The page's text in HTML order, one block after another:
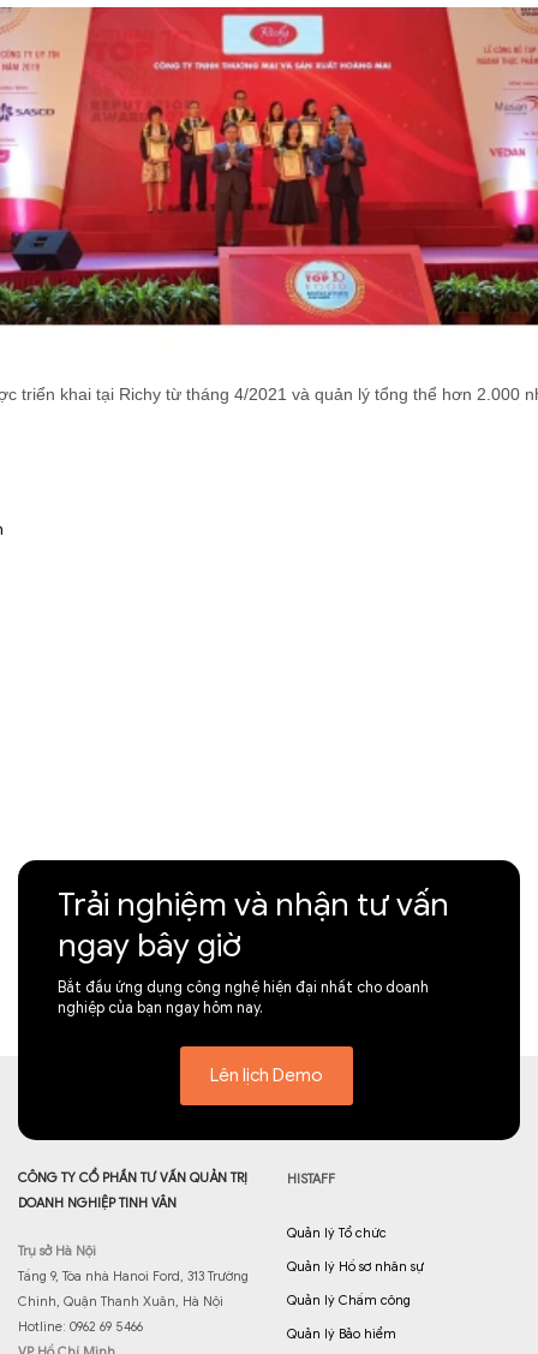
triển khai tại Richy từ tháng 4/2021 và quản lý tổng thể hơn 2.000
Trải nghiệm và nhận tư vấn
ngay bây giờ
Bắt đầu ứng dụng công nghệ hiện đại nhất cho doanh
nghiệp của bạn ngay hôm nay.
Lên lịch Demo
CÔNG TY CỔ PHẦN TƯ VẤN QUẢN TRỊ
DOANH NGHIỆP TINH VÂN
Trụ sở Hà Nội
Tầng 9, Tòa nhà Hanoi Ford, 313 Trường
Chinh, Quận Thanh Xuân, Hà Nội
Hotline: 0962 69 5466
HISTAFF
Quản lý Tổ chức
Quản lý Hồ sơ nhân sự
Quản lý Chấm công
Quản lý Bảo hiểm